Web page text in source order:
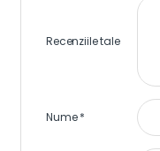
Recenziile tale
Nume*